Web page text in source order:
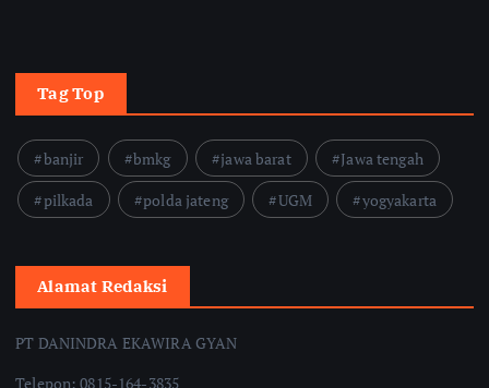
Tag Top
banjir bmkg jawa barat
Jawa tengah
pilkada
polda jateng UGM yogyakarta
Alamat Redaksi
PT DANINDRA EKAWIRA GYAN
Telepon: 0815-164-3835